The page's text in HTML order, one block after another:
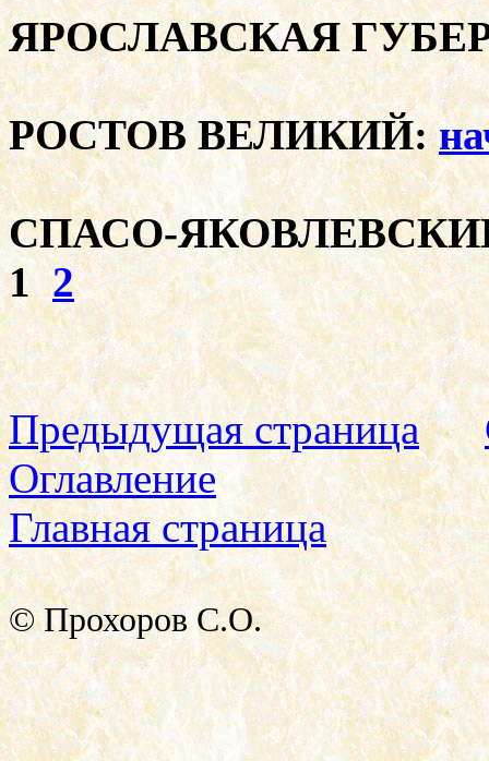
ЯРОСЛАВСКАЯ
РОСТОВ ВЕЛИКИЙ:
СПАСО-
12
Предыдущая страница
Оглавление
Главная страница
© Прохоров С.О.